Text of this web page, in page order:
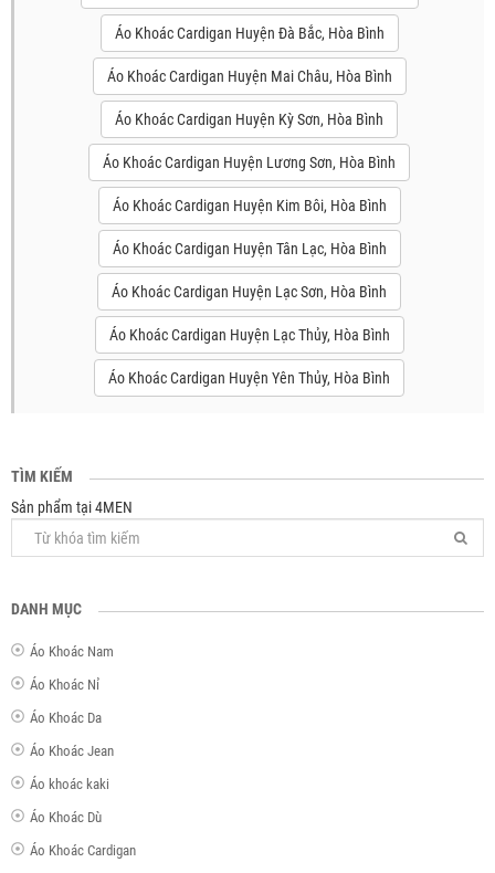
Áo Khoác Cardigan Huyện Đà Bắc, Hòa Bình
Áo Khoác Cardigan Huyện Mai Châu, Hòa Bình
Áo Khoác Cardigan Huyện Kỳ Sơn, Hòa Bình
Áo Khoác Cardigan Huyện Lương Sơn, Hòa Bình
Áo Khoác Cardigan Huyện Kim Bôi, Hòa Bình
Áo Khoác Cardigan Huyện Tân Lạc, Hòa Bình
Áo Khoác Cardigan Huyện Lạc Sơn, Hòa Bình
Áo Khoác Cardigan Huyện Lạc Thủy, Hòa Bình
Áo Khoác Cardigan Huyện Yên Thủy, Hòa Bình
TÌM KIẾM
Sản phẩm tại 4MEN
DANH MỤC
Áo Khoác Nam
Áo Khoác Nỉ
Áo Khoác Da
Áo Khoác Jean
Áo khoác kaki
Áo Khoác Dù
Áo Khoác Cardigan